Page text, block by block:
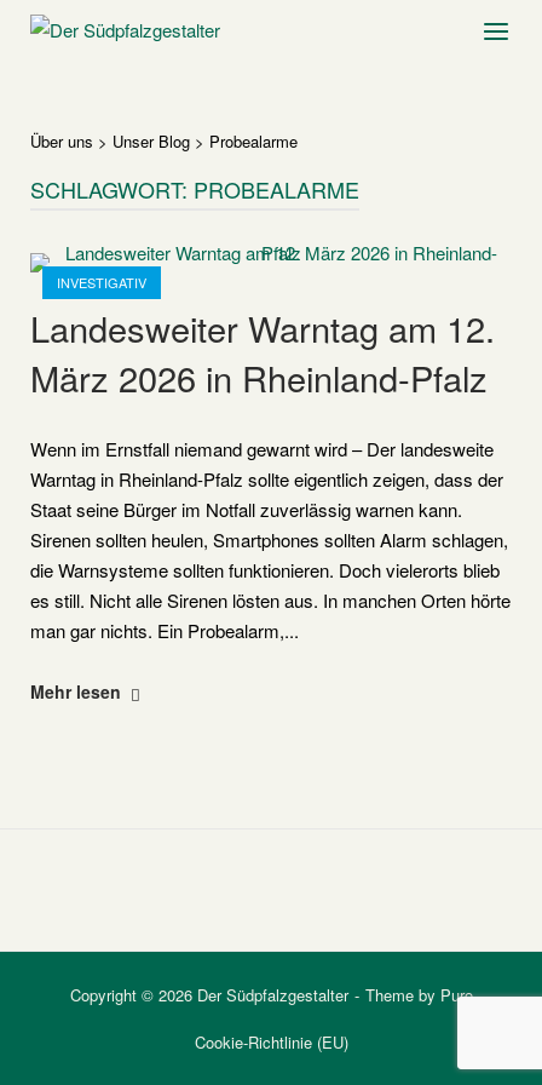
SkipHome Menu
Über uns > Unser Blog > Probealarme
SCHLAGWORT: PROBEALARME
INVESTIGATIV
Open post
Landesweiter Warntag am 12.
März 2026 in Rheinland-Pfalz
Wenn im Ernstfall niemand gewarnt wird – Der landesweite
Warntag in Rheinland-Pfalz sollte eigentlich zeigen, dass der
Staat seine Bürger im Notfall zuverlässig warnen kann.
Sirenen sollten heulen, Smartphones sollten Alarm schlagen,
die Warnsysteme sollten funktionieren. Doch vielerorts blieb
es still. Nicht alle Sirenen lösten aus. In manchen Orten hörte
man gar nichts. Ein Probealarm,...
"Landesweiter
Mehr lesen
Copyright © 2026 Der Südpfalzgestalter Theme by Puro
Cookie-Richtlinie (EU)